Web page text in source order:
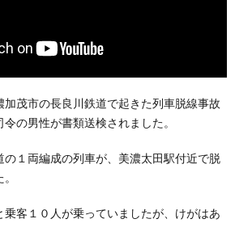
茂市の長良川鉄道で起きた列車脱線事故
の男性が書類送検されました。
１両編成の列車が、美濃太田駅付近で脱
客１０人が乗っていましたが、けがはあ